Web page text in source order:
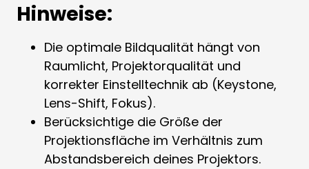
Hinweise:
Die optimale Bildqualität hängt von
Raumlicht, Projektorqualität und
korrekter Einstelltechnik ab (Keystone,
Lens-Shift, Fokus).
Berücksichtige die Größe der
Projektionsfläche im Verhältnis zum
Abstandsbereich deines Projektors.